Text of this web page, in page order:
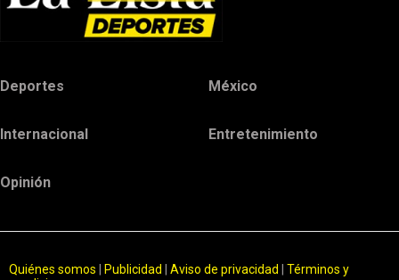
Deportes México
Internacional Entretenimiento
Opinión
Quiénes somos Publicidad Aviso de privacidad
Términos y